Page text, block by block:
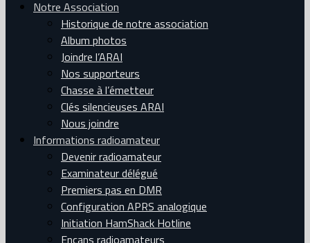
Notre Association
Historique de notre association
Album photos
Joindre l’ARAI
Nos supporteurs
Chasse à l’émetteur
Clés silencieuses ARAI
Nous joindre
Informations radioamateur
Devenir radioamateur
Examinateur délégué
Premiers pas en DMR
Configuration APRS analogique
Initiation HamShack Hotline
Encans radioamateurs